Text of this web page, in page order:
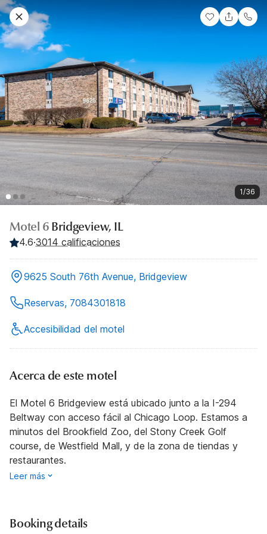
1/36
Motel 6 Bridgeview, IL
4.6·3014 calificaciones
9625 South 76th Avenue, Bridgeview
Reservas, 7084301818
Accesibilidad del motel
Acerca de este motel
El Motel 6 Bridgeview está ubicado junto a la I-294
Beltway con acceso fácil al Chicago Loop. Estamos a
minutos del Brookfield Zoo, del Stony Creek Golf
course, de Westfield Mall, y de la zona de tiendas y
restaurantes.
Leer más
Booking details